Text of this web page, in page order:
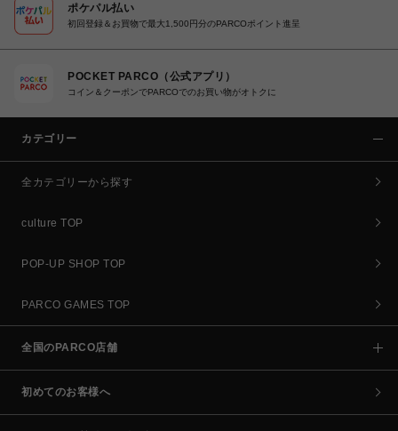
ポケパル払い
初回登録＆お買物で最大1,500円分のPARCOポイント進呈
POCKET PARCO（公式アプリ）
コイン＆クーポンでPARCOでのお買い物がオトクに
カテゴリー
全カテゴリーから探す
culture TOP
POP-UP SHOP TOP
PARCO GAMES TOP
全国のPARCO店舗
初めてのお客様へ